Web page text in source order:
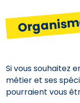
Si vous souhaitez
métier et ses
pourraient vous